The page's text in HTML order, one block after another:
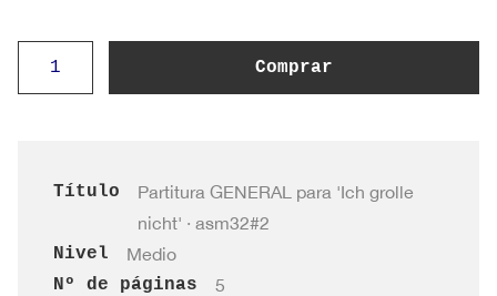
Partitura
cantidad
Comprar
Título
Partitura GENERAL para 'Ich grolle
nicht' · asm32#2
Nivel
Medio
Nº de páginas
5